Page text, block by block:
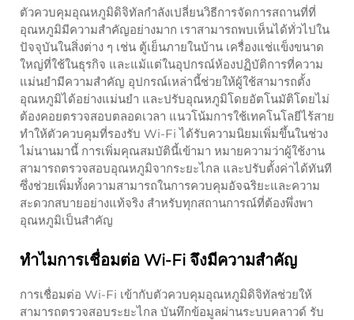
ตัวควบคุมอุณหภูมิดิจิทัลกำลังเปลี่ยนวิธีการจัดการสถานที่ที่
อุณหภูมิมีความสำคัญอย่างมาก เราสามารถพบเห็นได้ทั่วไปใน
ปัจจุบันในสิ่งต่าง ๆ เช่น ตู้เย็นภายในบ้าน เครื่องแช่แข็งขนาด
ใหญ่ที่ใช้ในธุรกิจ และแม้แต่ในอุปกรณ์ห้องปฏิบัติการที่ความ
แม่นยำมีความสำคัญ อุปกรณ์เหล่านี้ช่วยให้ผู้ใช้สามารถตั้ง
อุณหภูมิได้อย่างแม่นยำ และปรับอุณหภูมิโดยอัตโนมัติโดยไม่
ต้องคอยตรวจสอบตลอดเวลา แนวโน้มการใช้เทคโนโลยีไร้สาย
ทำให้ตัวควบคุมที่รองรับ Wi-Fi ได้รับความนิยมเพิ่มขึ้นในช่วง
ไม่นานมานี้ การเพิ่มคุณสมบัตินี้เข้ามา หมายความว่าผู้ใช้งาน
สามารถตรวจสอบอุณหภูมิจากระยะไกล และปรับตั้งค่าได้ทันที
ซึ่งช่วยเพิ่มทั้งความสามารถในการควบคุมอัจฉริยะและความ
สะดวกสบายอย่างแท้จริง สำหรับทุกสถานการณ์ที่ต้องพึ่งพา
อุณหภูมิเป็นสำคัญ
ทำไมการเชื่อมต่อ Wi-Fi จึงมีความสำคัญ
การเชื่อมต่อ Wi-Fi เข้ากับตัวควบคุมอุณหภูมิดิจิทัลช่วยให้
สามารถตรวจสอบระยะไกล บันทึกข้อมูลผ่านระบบคลาวด์ รับ